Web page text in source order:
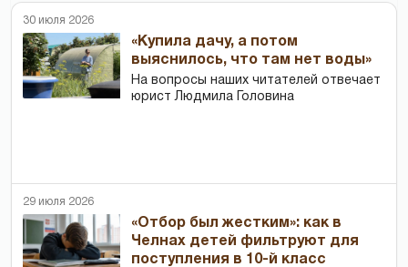
30 июля 2026
«Купила дачу, а потом
выяснилось, что там нет воды»
На вопросы наших читателей отвечает
юрист Людмила Головина
29 июля 2026
«Отбор был жестким»: как в
Челнах детей фильтруют для
поступления в 10-й класс